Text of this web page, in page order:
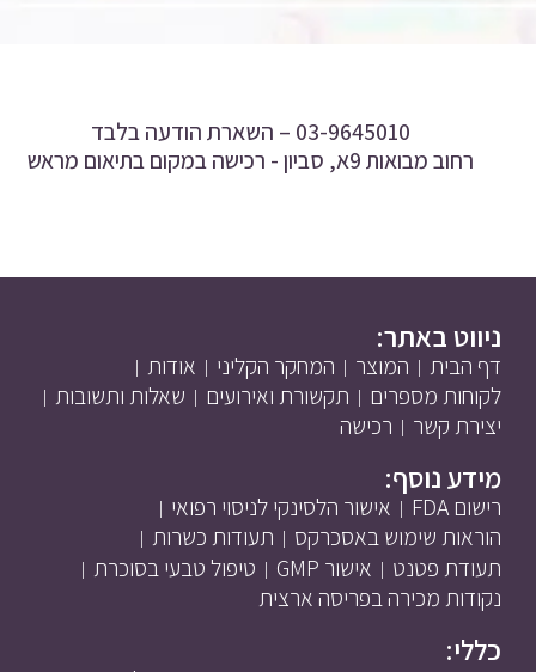
03-9645010 –
השארת הודעה בלבד
רחוב מבואות 9א, סביון - רכישה במקום בתיאום מראש
ניווט באתר:
דף הבית המוצר המחקר הקליני
אודות
לקוחות מספרים
תקשורת ואירועים
שאלות ותשובות
יצירת קשר
רכישה
מידע נוסף:
רישום FDA
אישור הלסינקי לניסוי רפואי
הוראות שימוש באסכרקס
תעודות כשרות
תעודת פטנט
אישור GMP
טיפול טבעי בסוכרת
נקודות מכירה בפריסה ארצית
כללי: